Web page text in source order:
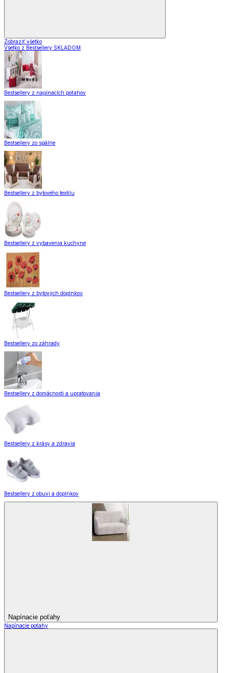
Zobraziť všetko
Všetko z Bestsellery SKLADOM
Bestsellery z napínacích poťahov
Bestsellery zo spálne
Bestsellery z bytového textilu
Bestsellery z vybavenia kuchyne
Bestsellery z bytových doplnkov
Bestsellery zo záhrady
Bestsellery z domácnosti a upratovania
Bestsellery z krásy a zdravia
Bestsellery z obuvi a doplnkov
Napínacie poťahy
Napínacie poťahy